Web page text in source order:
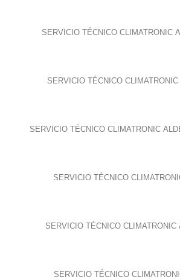
SERVICIO TÉCNICO CLIMATRONIC
SERVICIO TÉCNICO CLIMATRONIC
SERVICIO TÉCNICO CLIMATRONIC
SERVICIO TÉCNICO
SERVICIO TÉCNICO CLIMATRONIC
SERVICIO TÉCNICO